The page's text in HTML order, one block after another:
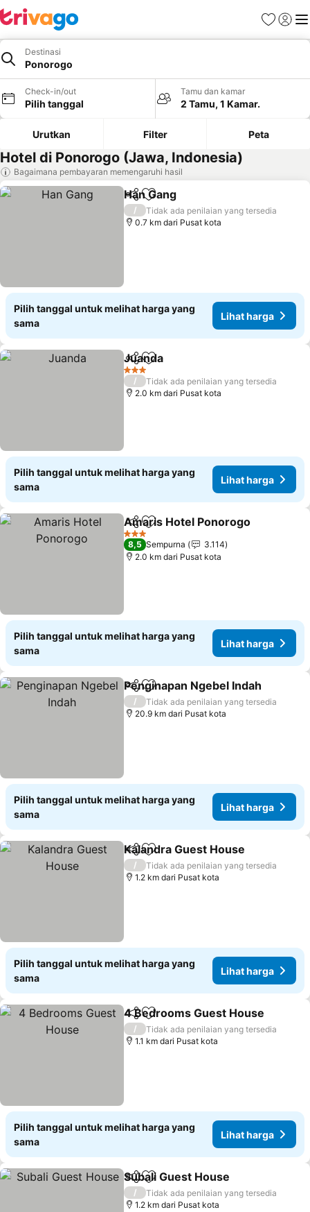
FavoritLogin
Destinasi
Ponorogo
Check-in/out
Pilih tanggal
Tamu dan kamar
2 Tamu, 1 Kamar.
Urutkan Filter Peta
Hotel di Ponorogo (Jawa, Indonesia)
Bagaimana pembayaran memengaruhi hasil
BagikanTambahkan ke favorit
Han Gang
/
Tidak ada penilaian yang tersedia
0.7 km dari Pusat kota
Pilih tanggal untuk melihat harga yang
sama
Lihat harga
BagikanTambahkan ke favorit
Juanda
3 Bintang
/
Tidak ada penilaian yang tersedia
2.0 km dari Pusat kota
Pilih tanggal untuk melihat harga yang
sama
Lihat harga
BagikanTambahkan ke favorit
Amaris Hotel Ponorogo
3 Bintang
8,5 Sempurna
3.114
2.0 km dari Pusat kota
Pilih tanggal untuk melihat harga yang
sama
Lihat harga
BagikanTambahkan ke favorit
Penginapan Ngebel Indah
/
Tidak ada penilaian yang tersedia
20.9 km dari Pusat kota
Pilih tanggal untuk melihat harga yang
sama
Lihat harga
BagikanTambahkan ke favorit
Kalandra Guest House
/
Tidak ada penilaian yang tersedia
1.2 km dari Pusat kota
Pilih tanggal untuk melihat harga yang
sama
Lihat harga
BagikanTambahkan ke favorit
4 Bedrooms Guest House
/
Tidak ada penilaian yang tersedia
1.1 km dari Pusat kota
Pilih tanggal untuk melihat harga yang
sama
Lihat harga
BagikanTambahkan ke favorit
Subali Guest House
/
Tidak ada penilaian yang tersedia
1.2 km dari Pusat kota